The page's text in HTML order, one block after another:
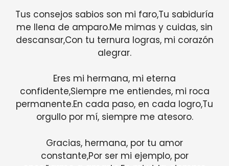
Tus consejos sabios son mi faro,Tu sabiduría
me llena de amparo.Me mimas y cuidas, sin
descansar,Con tu ternura logras, mi corazón
alegrar.
Eres mi hermana, mi eterna
confidente,Siempre me entiendes, mi roca
permanente.En cada paso, en cada logro,Tu
orgullo por mí, siempre me atesoro.
Gracias, hermana, por tu amor
constante,Por ser mi ejemplo, por